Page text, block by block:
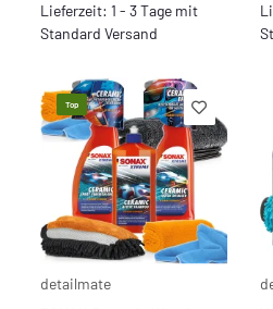
Lieferzeit: 1 - 3 Tage mit
Standard Versand
Top
detailmate